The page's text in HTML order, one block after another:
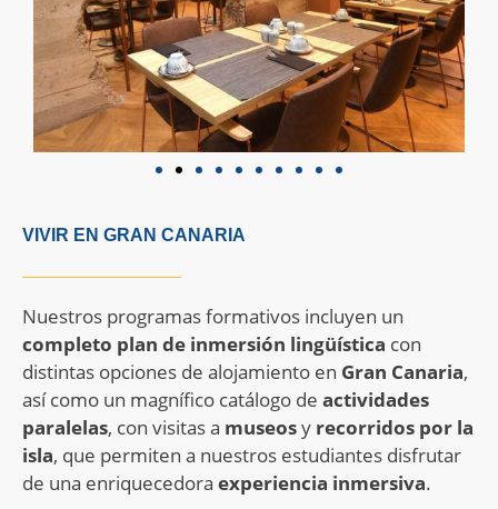
VIVIR EN GRAN CANARIA
Nuestros programas formativos incluyen un
completo plan de inmersión lingüística con
distintas opciones de alojamiento en Gran Canaria,
así como un magnífico catálogo de actividades
paralelas, con visitas a museosy recorridos por la
isla, que permiten a nuestros estudiantes disfrutar
de una enriquecedora experiencia inmersiva.